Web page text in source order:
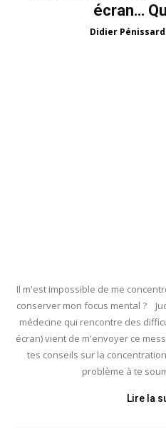
écran…
Didier Pénissard
Il m'est impossible de me
conserver mon focus mental ?
médecine qui rencontre des
écran) vient de m'envoyer ce
tes conseils sur la
problème à te
Lire la